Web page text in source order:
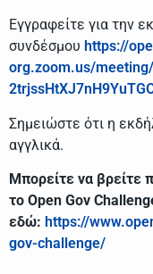
Εγγραφείτε για την
συνδέσμου https://
org.zoom.us/
Σημειώστε ότι η
αγγλικά.
Μπορείτε να βρείτε
το Open Gov
εδώ: https://
gov-challenge/